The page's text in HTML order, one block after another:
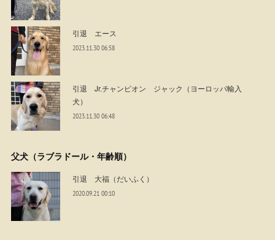
引退 エース
2023.11.30 06:58
引退 Jr.チャンピオン ジャック（ヨーロッパ輸入
犬）
2023.11.30 06:48
父犬（ラブラドール・年齢順）
引退 大福（だいふく）
2020.09.21 00:10